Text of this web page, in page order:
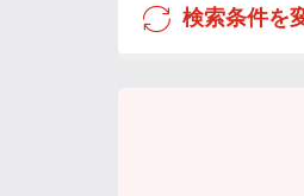
検索条件を